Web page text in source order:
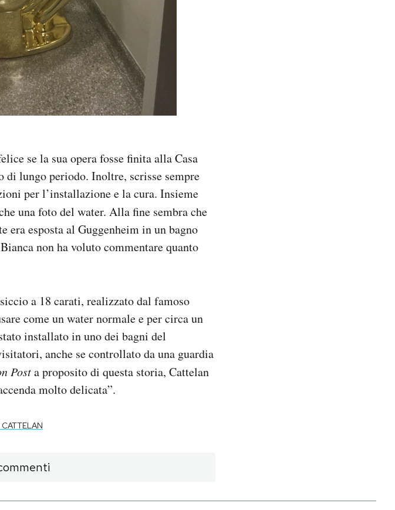
se la sua opera fosse finita alla Casa
di lungo periodo. Inoltre, scrisse sempre
per l’installazione e la cura. Insieme
una foto del water. Alla fine sembra che
era esposta al Guggenheim in un bagno
non ha voluto commentare quanto
a 18 carati, realizzato dal famoso
come un water normale e per circa un
installato in uno dei bagni del
anche se controllato da una guardia
Posta proposito di questa storia, Cattelan
molto delicata”.